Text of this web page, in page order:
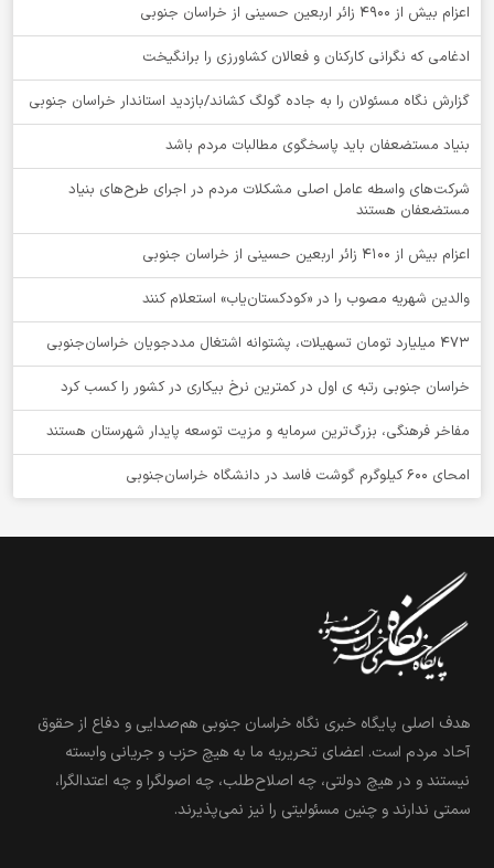
اعزام بیش از 4900 زائر اربعین حسینی از خراسان جنوبی
ادغامی که نگرانی کارکنان و فعالان کشاورزی را برانگیخت
گزارش نگاه مسئولان را به جاده گولگ کشاند/بازدید استاندار خراسان جنوبی
بنیاد مستضعفان باید پاسخگوی مطالبات مردم باشد
شرکت‌های واسطه عامل اصلی مشکلات مردم در اجرای طرح‌های بنیاد
مستضعفان هستند
اعزام بیش از 4100 زائر اربعین حسینی از خراسان جنوبی
والدین شهریه مصوب را در «کودکستان‌یاب» استعلام کنند
۴۷۳ میلیارد تومان تسهیلات، پشتوانه اشتغال مددجویان خراسان‌جنوبی
خراسان جنوبی رتبه ی اول در کمترین نرخ بیکاری در کشور را کسب کرد
مفاخر فرهنگی، بزرگ‌ترین سرمایه و مزیت توسعه پایدار شهرستان هستند
امحای ۶۰۰ کیلوگرم گوشت فاسد در دانشگاه خراسان‌جنوبی
هدف اصلی پایگاه خبری نگاه خراسان جنوبی هم‌صدایی و دفاع از حقوق
آحاد مردم است. اعضای تحریریه ما به هیچ حزب و جریانی وابسته
نیستند و در هیچ دولتی، چه اصلاح‌طلب، چه اصولگرا و چه اعتدالگرا،
سمتی ندارند و چنین مسئولیتی را نیز نمی‌پذیرند.